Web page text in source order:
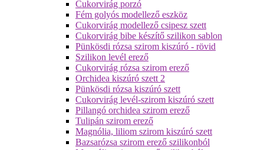
Cukorvirág porzó
Fém golyós modellező eszköz
Cukorvirág modellező csipesz szett
Cukorvirág bibe készítő szilikon sablon
Pünkösdi rózsa szirom kiszúró - rövid
Szilikon levél erező
Cukorvirág rózsa szirom erező
Orchidea kiszúró szett 2
Pünkösdi rózsa kiszúró szett
Cukorvirág levél-szirom kiszúró szett
Pillangó orchidea szirom erező
Tulipán szirom erező
Magnólia, liliom szirom kiszúró szett
Bazsarózsa szirom erező szilikonból